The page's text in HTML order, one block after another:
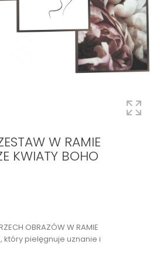
W RAMIE
KWIATY BOHO
OBRAZÓW W RAMIE
który pielęgnuje uznanie i